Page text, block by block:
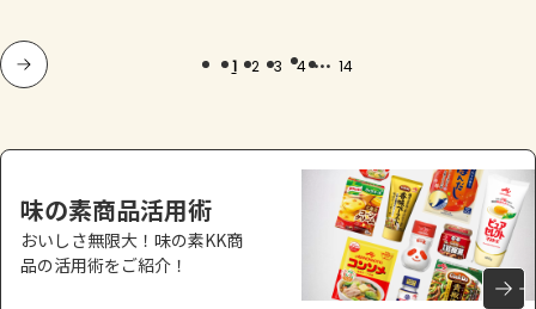
1 2 3 4 ... 14
味の素商品活用術
おいしさ無限大！味の素KK商
品の活用術をご紹介！